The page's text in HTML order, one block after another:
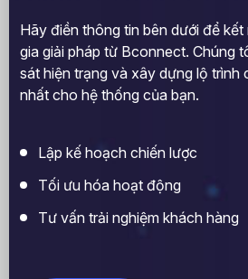
Hãy điền thông tin bên dưới để
gia giải pháp từ Bconnect. Chúng
sát hiện trạng và xây dựng lộ trình
nhất cho hệ thống của bạn.
Lập kế hoạch chiến lược
Tối ưu hóa hoạt động
Tư vấn trải nghiệm khách hàng